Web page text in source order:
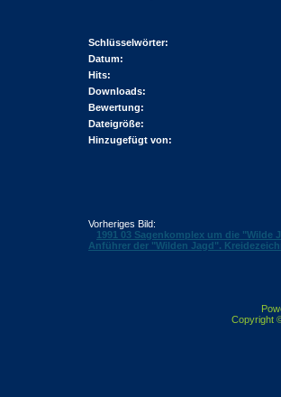
Schlüsselwörter:
Datum:
Hits:
Downloads:
Bewertung:
Dateigröße:
Hinzugefügt von:
Vorheriges Bild:
1991 03 Sagenkomplex um die
Anführer der "Wilden Jagd".
Copyright